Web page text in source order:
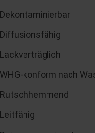
Dekontaminierbar
Diffusionsfähig
Lackverträglich
WHG-konform nach
Rutschhemmend
Leitfähig